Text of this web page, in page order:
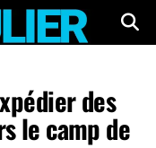
des
le camp de